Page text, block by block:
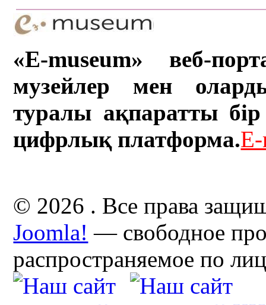
«E-museum» веб-
музейлер мен
туралы ақпаратты бір
цифрлық платформа.
© 2026 . Все права
Joomla! — свободное
распространяемое по